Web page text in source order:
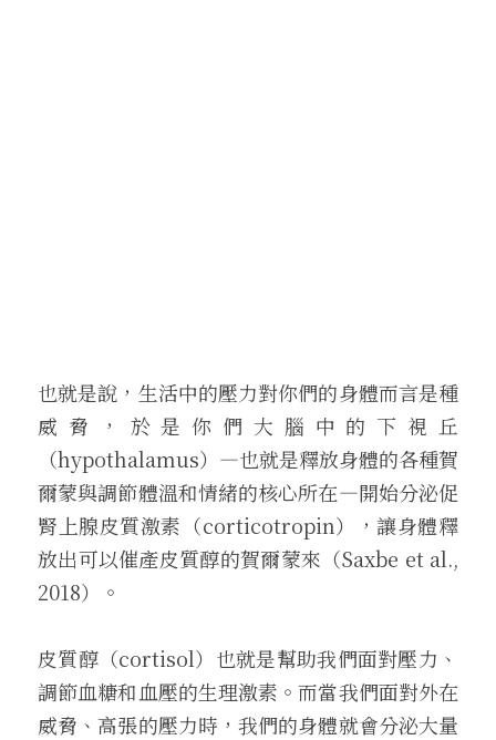
也就是說，生活中的壓力對你們的身體而言是種
威脅，於是你們大腦中的下視丘
（hypothalamus）—也就是釋放身體的各種賀
爾蒙與調節體溫和情緒的核心所在—開始分泌促
腎上腺皮質激素（corticotropin），讓身體釋
放出可以催產皮質醇的賀爾蒙來（Saxbe et al.,
2018）。
皮質醇（cortisol）也就是幫助我們面對壓力、
調節血糖和血壓的生理激素。而當我們面對外在
威脅、高張的壓力時，我們的身體就會分泌大量